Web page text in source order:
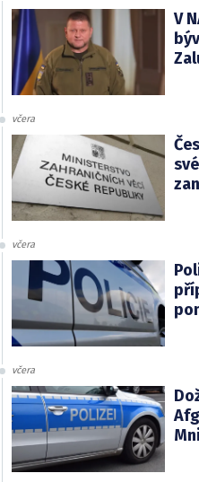
V
včera
včera
včera